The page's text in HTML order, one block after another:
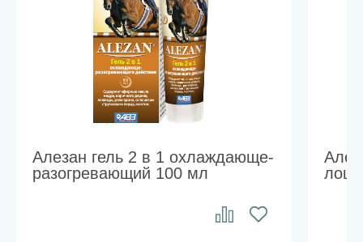
Алезан гель 2 в 1 охлаждающе-
разогревающий 100 мл